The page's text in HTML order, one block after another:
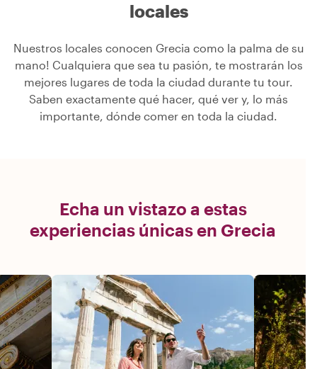
locales
Nuestros locales conocen Grecia como la palma de su
mano! Cualquiera que sea tu pasión, te mostrarán los
mejores lugares de toda la ciudad durante tu tour.
Saben exactamente qué hacer, qué ver y, lo más
importante, dónde comer en toda la ciudad.
Echa un vistazo a estas
experiencias únicas en Grecia